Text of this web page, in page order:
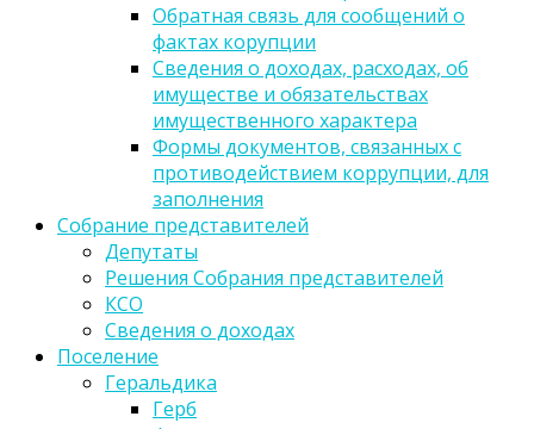
Обратная связь для сообщений о
фактах корупции
Сведения о доходах, расходах, об
имуществе и обязательствах
имущественного характера
Формы документов, связанных с
противодействием коррупции, для
заполнения
Собрание представителей
Депутаты
Решения Собрания представителей
КСО
Сведения о доходах
Поселение
Геральдика
Герб